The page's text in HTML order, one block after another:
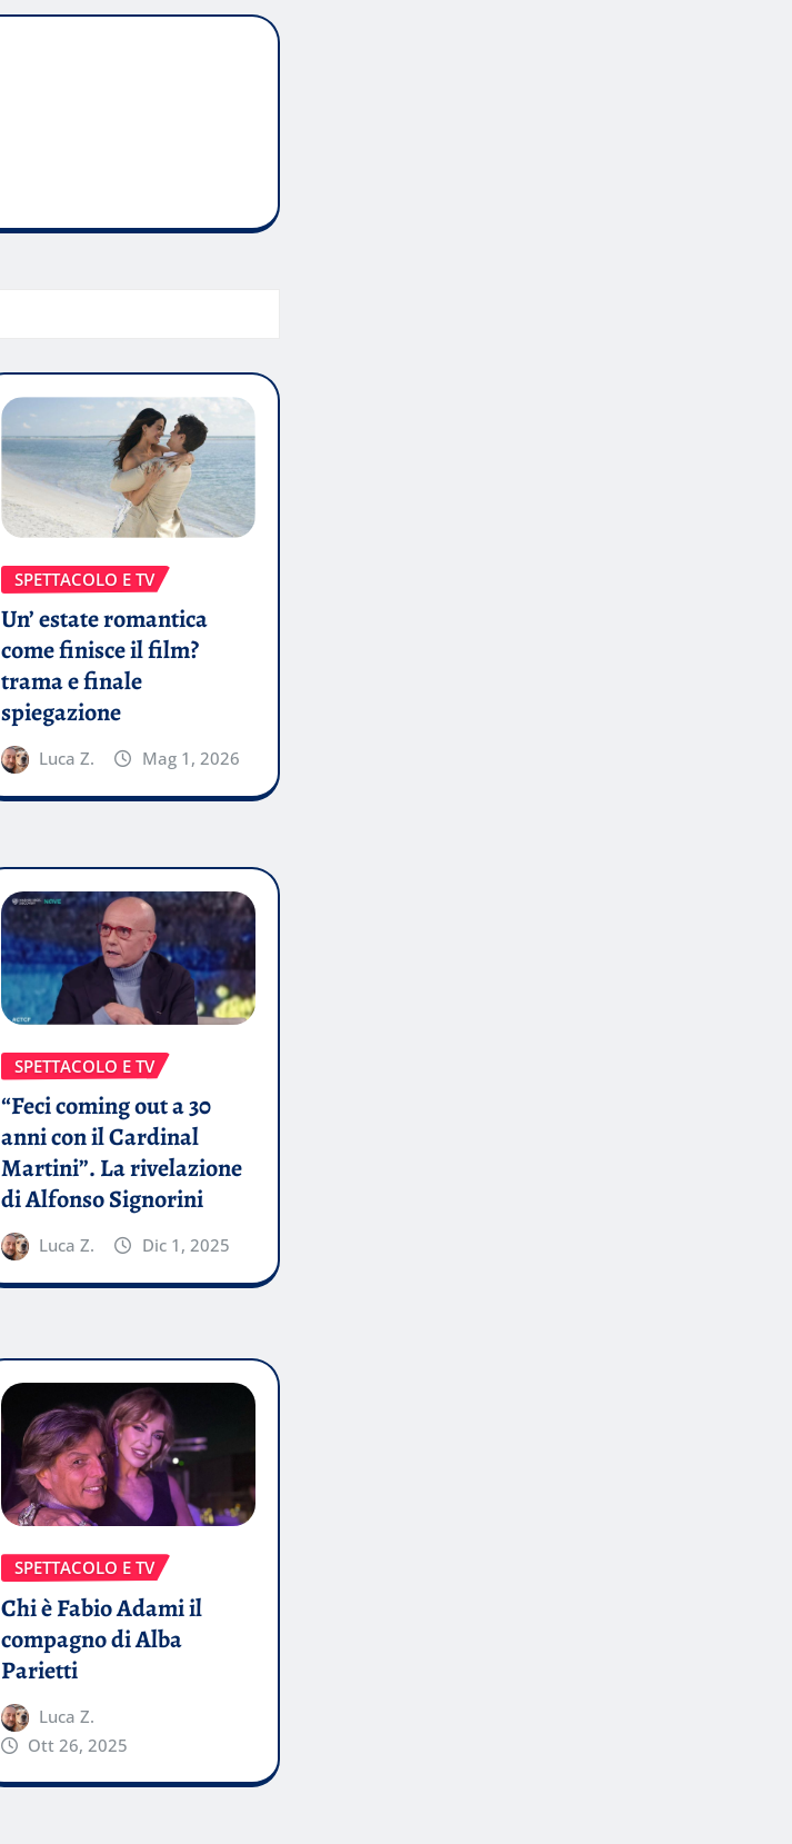
SPETTACOLO E TV
Un’ estate romantica
come finisce il film?
trama e finale
spiegazione
Luca Z. Mag 1, 2026
SPETTACOLO E TV
“Feci coming out a 30
anni con il Cardinal
Martini”. La rivelazione
di Alfonso Signorini
Luca Z. Dic 1, 2025
SPETTACOLO E TV
Chi è Fabio Adami il
compagno di Alba
Parietti
Luca Z.
Ott 26, 2025